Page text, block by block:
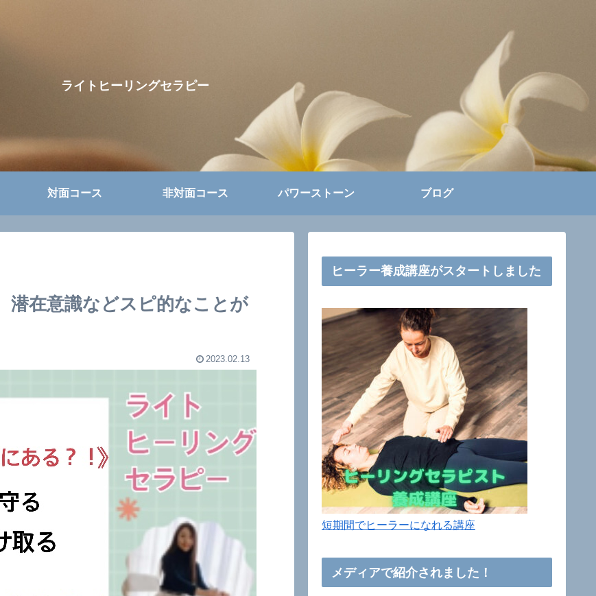
ライトヒーリングセラピー
対面コース 非対面コース パワーストーン ブログ
潜在意識などスピ的なことが
2023.02.13
ヒーラー養成講座がスタートしました
短期間でヒーラーになれる講座
メディアで紹介されました！